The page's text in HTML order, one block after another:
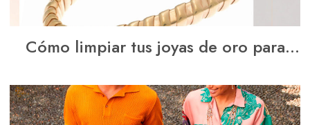
Cómo limpiar tus joyas de oro para